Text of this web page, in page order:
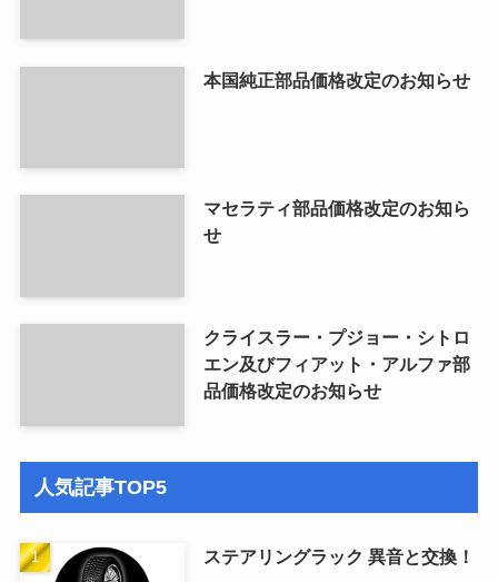
本国純正部品価格改定のお知らせ
マセラティ部品価格改定のお知ら
せ
クライスラー・プジョー・シトロ
エン及びフィアット・アルファ部
品価格改定のお知らせ
人気記事TOP5
ステアリングラック 異音と交換！